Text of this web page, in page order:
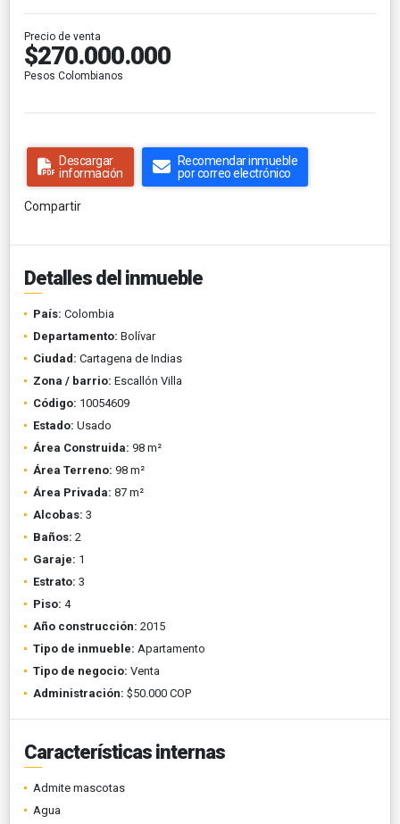
Precio de venta
$270.000.000
Pesos Colombianos
Descargar
información
Recomendar inmueble
por correo electrónico
Compartir
Detalles del inmueble
País: Colombia
Departamento: Bolívar
Ciudad: Cartagena de Indias
Zona / barrio: Escallón Villa
Código: 10054609
Estado: Usado
Área Construida: 98 m²
Área Terreno: 98 m²
Área Privada: 87 m²
Alcobas: 3
Baños: 2
Garaje: 1
Estrato: 3
Piso: 4
Año construcción: 2015
Tipo de inmueble: Apartamento
Tipo de negocio: Venta
Administración: $50.000 COP
Características internas
Admite mascotas
Agua